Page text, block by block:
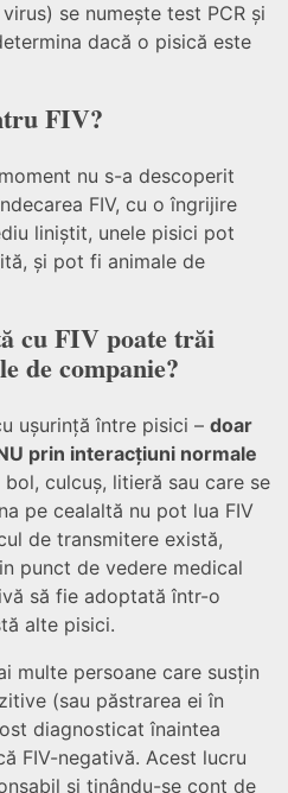
se numește test PCR și
dacă o pisică este
FIV?
nu s-a descoperit
FIV, cu o îngrijire
liniștit, unele pisici pot
și pot fi animale de
cu FIV poate trăi
de companie?
ușurință între pisici – doar
prin interacțiuni normale
culcuș, litieră sau care se
pe cealaltă nu pot lua FIV
de transmitere există,
punct de vedere medical
să fie adoptată într-o
alte pisici.
multe persoane care susțin
(sau păstrarea ei în
diagnosticat înaintea
FIV-negativă. Acest lucru
și ținându-se cont de